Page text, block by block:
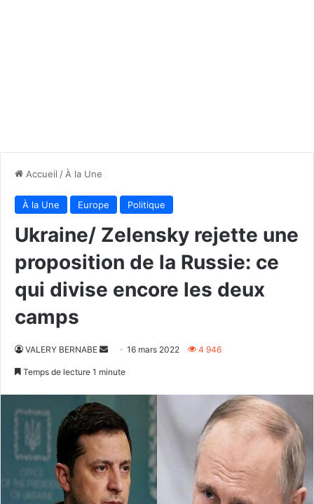
Accueil / À la Une
À la Une Europe Politique
Ukraine/ Zelensky rejette une
proposition de la Russie: ce
qui divise encore les deux
camps
VALERY BERNABE
Envoyer16 mars 2022 4 946
Temps de lecture 1 minute